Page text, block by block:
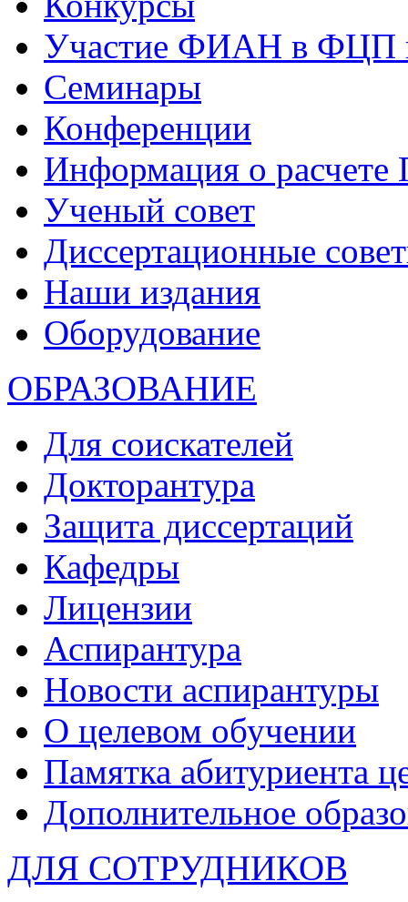
Участие ФИАН в ФЦП
Семинары
Конференции
Информация о
Ученый совет
Диссертационные
Наши издания
Оборудование
ОБРАЗОВАНИЕ
Для соискателей
Докторантура
Защита диссертаций
Кафедры
Лицензии
Аспирантура
Новости аспирантуры
О целевом обучении
Памятка абитуриента
Дополнительное
ДЛЯ СОТРУДНИКОВ